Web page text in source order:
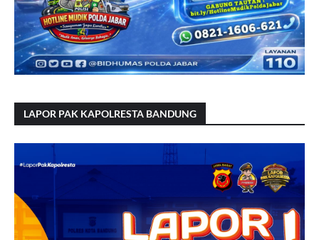
LAPOR PAK KAPOLRESTA BANDUNG